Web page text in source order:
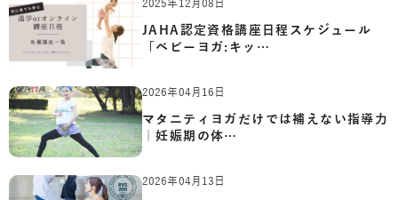
2025年12月08日
JAHA認定資格講座日程スケジュール
「ベビーヨガ:キッ…
2026年04月16日
マタニティヨガだけでは補えない指導力
｜妊娠期の体…
2026年04月13日